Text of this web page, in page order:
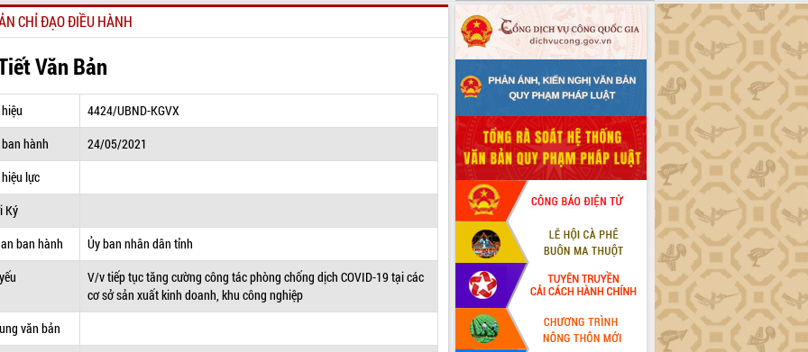
CHỈ ĐẠO ĐIỀU HÀNH
Văn Bản
4424/UBND-KGVX
hành
24/05/2021
lực
Ký
ban hành
Ủy ban nhân dân tỉnh
V/v tiếp tục tăng cường công tác phòng chống dịch COVID-19 tại các
cơ sở sản xuất kinh doanh, khu công nghiệp
văn bản